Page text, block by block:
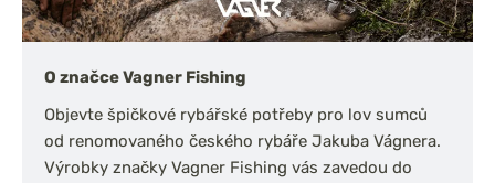
O značce Vagner Fishing
Objevte špičkové rybářské potřeby pro lov sumců
od renomovaného českého rybáře Jakuba Vágnera.
Výrobky značky Vagner Fishing vás zavedou do